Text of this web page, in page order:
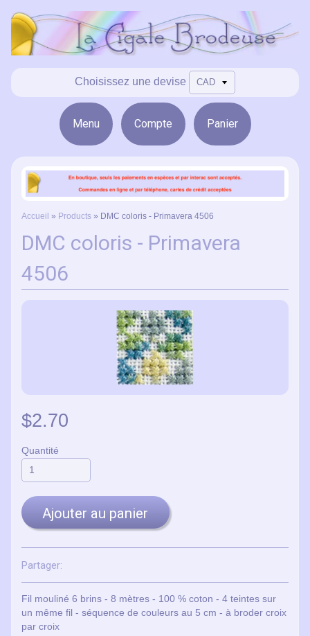
Choisissez une devise
Menu Compte Panier
Accueil » Products » DMC coloris - Primavera 4506
DMC coloris - Primavera
4506
$2.70
Quantité
Ajouter au panier
Partager:
Fil mouliné 6 brins - 8 mètres - 100 % coton - 4 teintes sur
un même fil - séquence de couleurs au 5 cm - à broder croix
par croix